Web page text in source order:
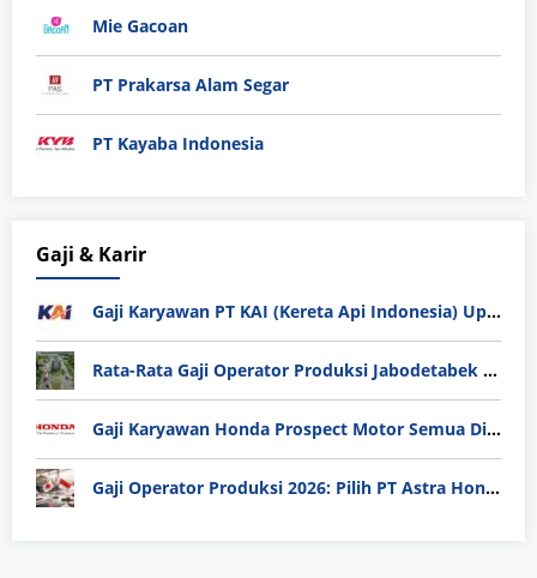
Mie Gacoan
PT Prakarsa Alam Segar
PT Kayaba Indonesia
Gaji & Karir
Gaji Karyawan PT KAI (Kereta Api Indonesia) Update 2025
Rata-Rata Gaji Operator Produksi Jabodetabek 2025: Bedah Tuntas UMK, Lemburan, dan Realita Hidup Buruh
Gaji Karyawan Honda Prospect Motor Semua Divisi
Gaji Operator Produksi 2026: Pilih PT Astra Honda Motor (AHM) atau Manufaktur di Jepang?